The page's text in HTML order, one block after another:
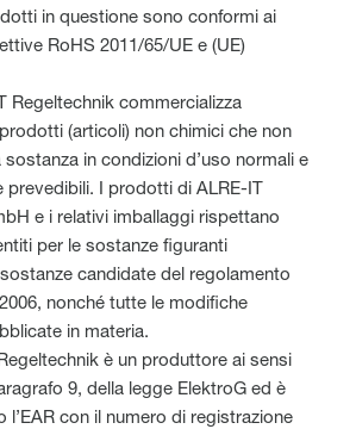
in questione sono conformi ai
RoHS 2011/65/UE e (UE)
Regeltechnik commercializza
(articoli) non chimici che non
sostanza in condizioni d’uso normali e
prevedibili. I prodotti di ALRE-IT
e i relativi imballaggi rispettano
per le sostanze figuranti
sostanze candidate del regolamento
nonché tutte le modifiche
in materia.
è un produttore ai sensi
9, della legge ElektroG ed è
l’EAR con il numero di registrazione